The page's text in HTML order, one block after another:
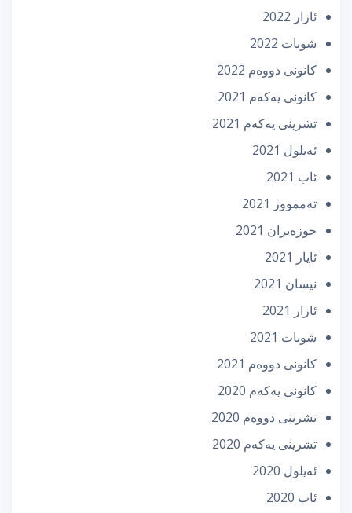
ئازار 2022
شوبات 2022
كانونی دووه‌م 2022
كانونی یه‌كه‌م 2021
تشرینی یه‌كه‌م 2021
ئه‌یلول 2021
ئاب 2021
تەممووز 2021
حوزه‌یران 2021
ئایار 2021
نیسان 2021
ئازار 2021
شوبات 2021
كانونی دووه‌م 2021
كانونی یه‌كه‌م 2020
تشرینی دووه‌م 2020
تشرینی یه‌كه‌م 2020
ئه‌یلول 2020
ئاب 2020